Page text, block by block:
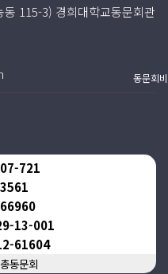
동문회비
115-3) 경희대학교동문회관
721
13-001
61604
동문회